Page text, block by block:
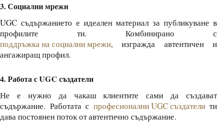
3. Социални мрежи
UGC съдържанието е идеален материал за публикуване в
профилите ти. Комбинирано с
поддръжка на социални мрежи, изгражда автентичен и
ангажиращ профил.
4. Работа с UGC създатели
Не е нужно да чакаш клиентите сами да създават
съдържание. Работата с професионални UGC създателити
дава постоянен поток от автентично съдържание.